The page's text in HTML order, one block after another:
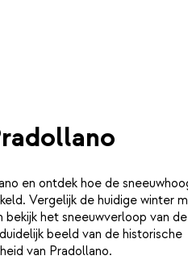
en ontdek hoe de
Vergelijk de huidige winter
het sneeuwverloop van de
beeld van de historische
van Pradollano.